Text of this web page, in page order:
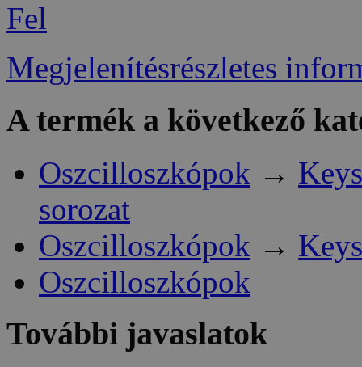
Fel
Megjelenítésrészletes
A termék a következő
Oszcilloszkópok →
sorozat
Oszcilloszkópok →
Oszcilloszkópok
További javaslatok